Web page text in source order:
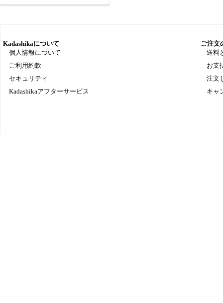
Kadashikaについて
個人情報について
ご利用約款
セキュリティ
Kadashikaアフターサービス
ご注文
送料
お支
注文
キャ